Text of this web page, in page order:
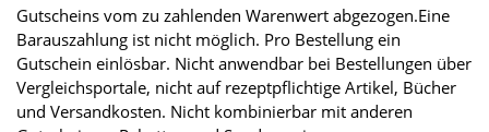
Gutscheins vom zu zahlenden Warenwert abgezogen.Eine
Barauszahlung ist nicht möglich. Pro Bestellung ein
Gutschein einlösbar. Nicht anwendbar bei Bestellungen über
Vergleichsportale, nicht auf rezeptpflichtige Artikel, Bücher
und Versandkosten. Nicht kombinierbar mit anderen